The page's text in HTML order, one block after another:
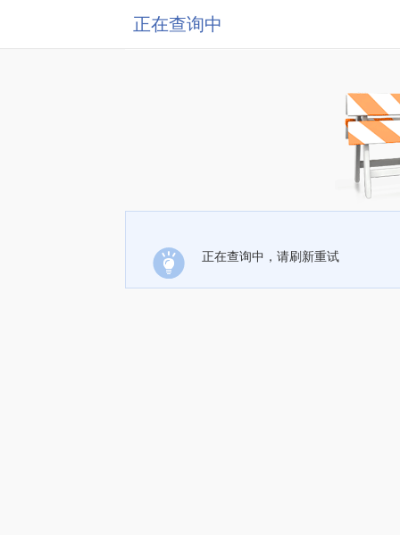
正在查询中
正在查询中，请刷新重试